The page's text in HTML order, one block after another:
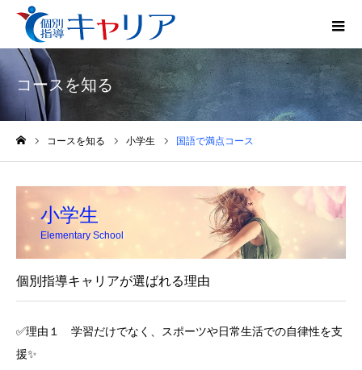
コースを知る
コースを知る 小学生 国語で満点コース
小学生
Elementary School
個別指導キャリアが選ばれる理由
✅理由１ 学習だけでなく、スポーツや日常生活での自律性を支
援✨